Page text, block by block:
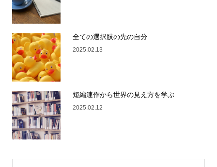
全ての選択肢の先の自分
2025.02.13
短編連作から世界の見え方を学ぶ
2025.02.12